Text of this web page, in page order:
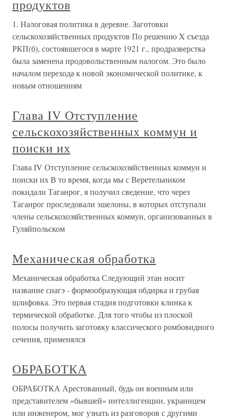
продуктов
1. Налоговая политика в деревне. Заготовки
сельскохозяйственных продуктов По решению X съезда
РКП(б), состоявшегося в марте 1921 г., продразверстка
была заменена продовольственным налогом. Это было
началом перехода к новой экономической политике, к
новым отношениям
Глава IV Отступление
сельскохозяйственных коммун и
поиски их
Глава IV Отступление сельскохозяйственных коммун и
поиски их В то время, когда мы с Веретельником
покидали Таганрог, я получил сведение, что через
Таганрог проследовали эшелоны, в которых отступали
члены сельскохозяйственных коммун, организованных в
Гуляйпольском
Механическая обработка
Механическая обработка Следующий этан носит
название сиагэ - формообразующая обдирка и грубая
шлифовка. Это первая стадия подготовки клинка к
термической обработке. Для того чтобы из плоской
полосы получить заготовку классического ромбовидного
сечения, применялся
ОБРАБОТКА
ОБРАБОТКА Арестованный, будь он военным или
представителем «бывшей» интеллигенции, украинцем
или инженером, мог узнать из разговоров с другими